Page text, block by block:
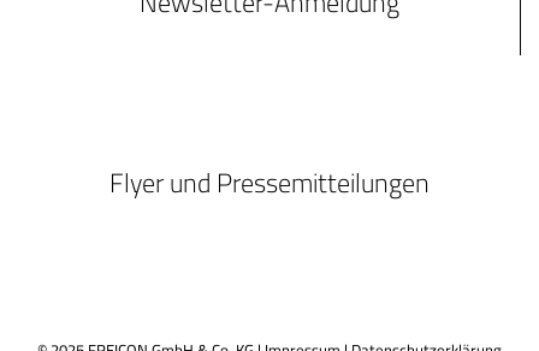
Flyer und Pressemitteilungen